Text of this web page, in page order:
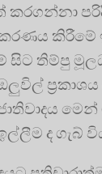
පරිදි
තිම්පු
ද ගැබ්